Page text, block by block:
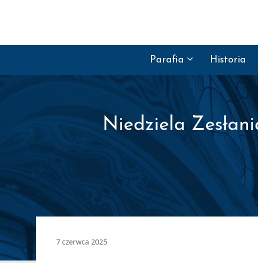
Parafia Historia
Niedziela
7 czerwca 2025